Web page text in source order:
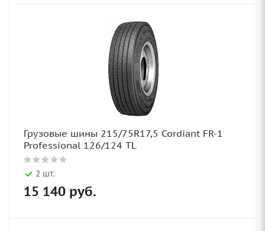
Грузовые шины 215/75R17,5 Cordiant FR-1
Professional 126/124 TL
2 шт.
15 140 руб.